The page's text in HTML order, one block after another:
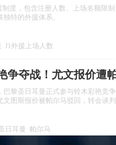
制度，包含注册人数、上场名额限
特的外援体系。
J1外援上场人数
联亚外规则
争夺战！尤文报价遭
巴黎圣日耳曼正式参与铃木彩艳竞
文图斯报价被帕尔马驳回，转会谈判
日耳曼 帕尔马